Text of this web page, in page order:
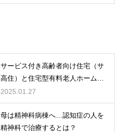
サービス付き高齢者向け住宅（サ
高住）と住宅型有料老人ホーム：
どちらを選ぶ？
2025.01.27
母は精神科病棟へ…認知症の人を
精神科で治療するとは？